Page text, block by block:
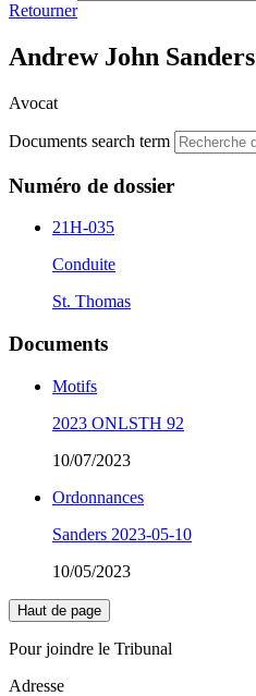
Retourner
Andrew John Sanders
Avocat
Documents search term
Numéro de dossier
21H-035
Conduite
St. Thomas
Documents
Motifs
2023 ONLSTH 92
10/07/2023
Ordonnances
Sanders 2023-05-10
10/05/2023
Haut de page
Pour joindre le Tribunal
Adresse